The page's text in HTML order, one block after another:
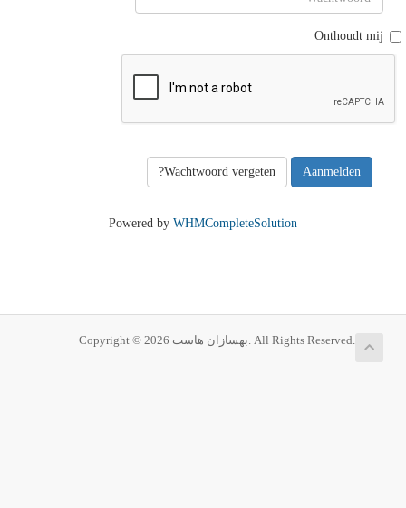
Onthoudt mij
Wachtwoord vergeten?
Powered by WHMCompleteSolution
Copyright © 2026 بهسازان هاست. All Rights Reserved.